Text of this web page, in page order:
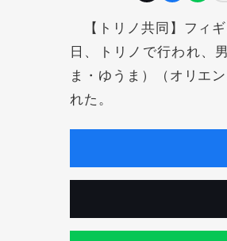
【トリノ共同】フィ
日、トリノで行われ、
ま・ゆうま）（オリエ
れた。